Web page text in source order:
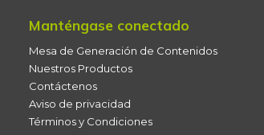
Fríjol verde cargamanto
Fríjol verde en vaina
Fécula de maíz
Galletas saladas
Manténgase conectado
Mesa de Generación de Contenidos
Nuestros Productos
Contáctenos
Aviso de privacidad
Términos y Condiciones